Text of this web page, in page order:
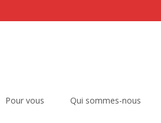
Pour vous Qui sommes-nous